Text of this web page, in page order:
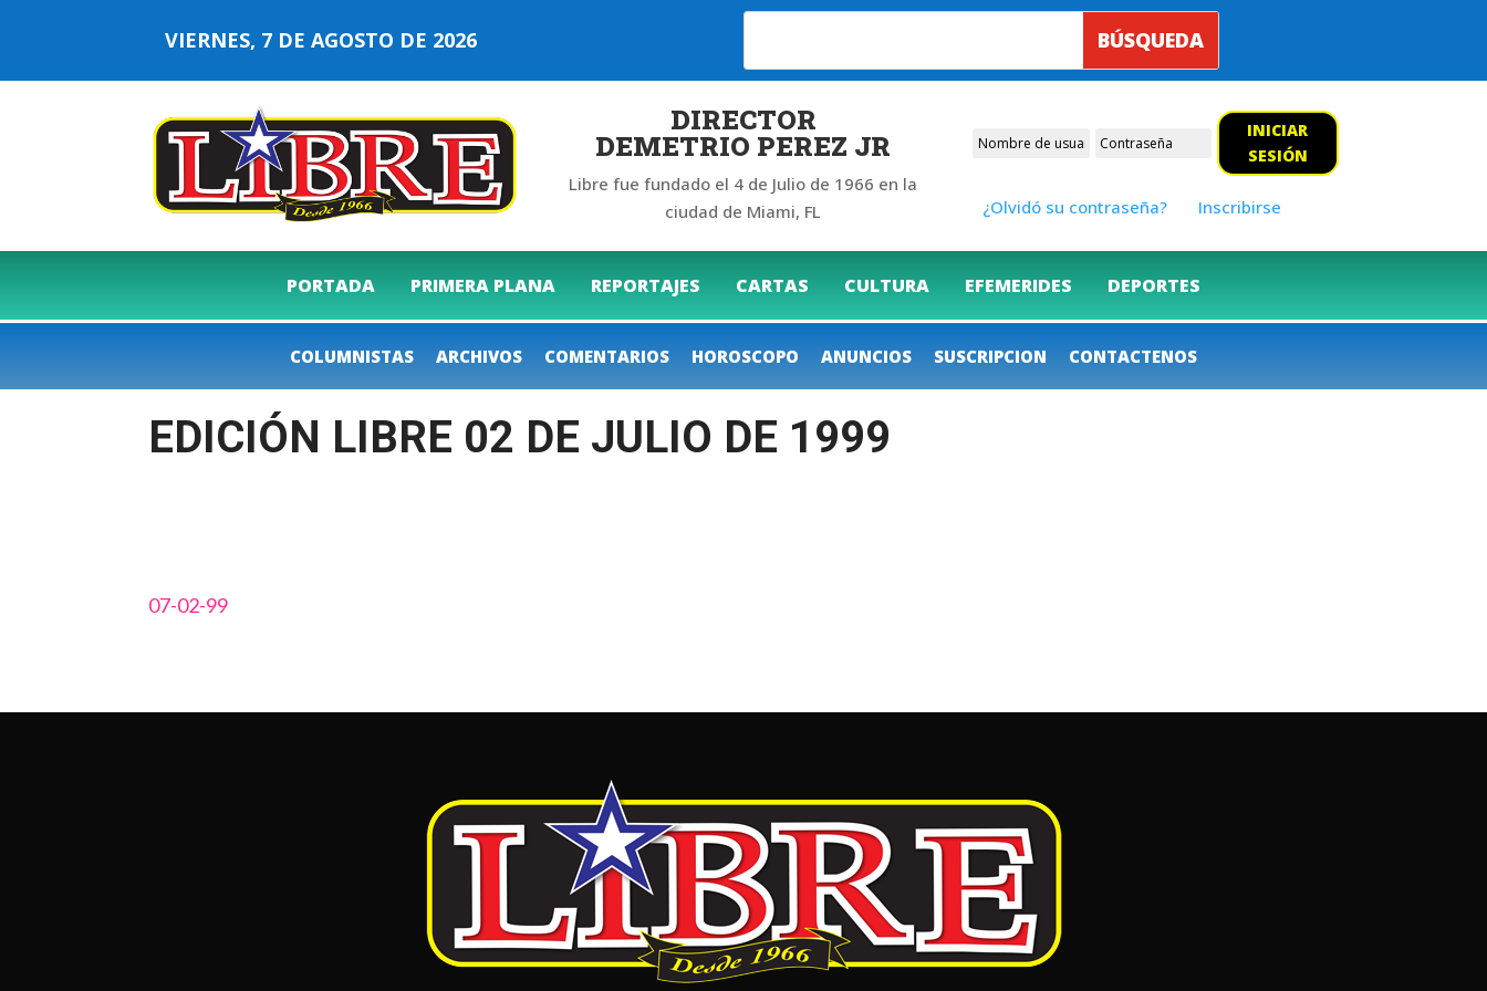
VIERNES, 7 DE AGOSTO DE 2026
DIRECTOR
DEMETRIO PEREZ JR
Libre fue fundado el 4 de Julio de 1966 en la
ciudad de Miami, FL
INICIAR
SESIÓN
¿Olvidó su contraseña? Inscribirse
PORTADA PRIMERA PLANA REPORTAJES CARTAS CULTURA EFEMERIDES DEPORTES
COLUMNISTAS ARCHIVOS COMENTARIOS HOROSCOPO ANUNCIOS SUSCRIPCION CONTACTENOS
EDICIÓN LIBRE 02 DE JULIO DE 1999
07-02-99